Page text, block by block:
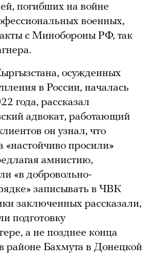
погибших на войне
военных,
с Минобороны РФ, так
осужденных
в России, началась
года, рассказал
адвокат, работающий
он узнал, что
просили»
амнистию,
«в добровольно-
записывать в ЧВК
заключенных рассказали,
подготовку
а не позднее конца
районе Бахмута в Донецкой